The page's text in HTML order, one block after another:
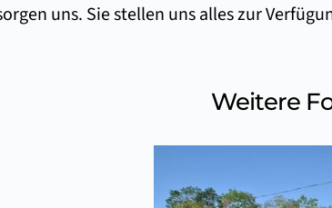
uns. Sie stellen uns alles zur
Weitere